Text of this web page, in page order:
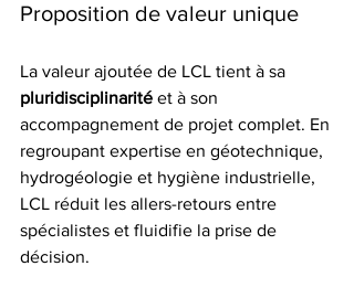
Proposition de valeur unique
La valeur ajoutée de LCL tient à sa
pluridisciplinarité et à son
accompagnement de projet complet. En
regroupant expertise en géotechnique,
hydrogéologie et hygiène industrielle,
LCL réduit les allers-retours entre
spécialistes et fluidifie la prise de
décision.